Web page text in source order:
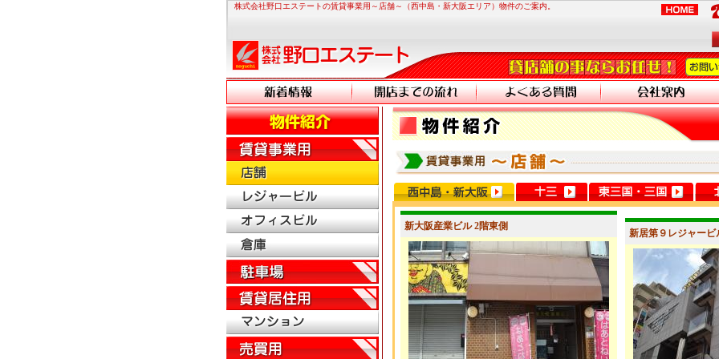
株式会社野口エステートの賃貸事業用～店舗～（西中島・新大阪エリア）物件のご案内。
新大阪産業ビル 2階東側
新居第９レジャービ